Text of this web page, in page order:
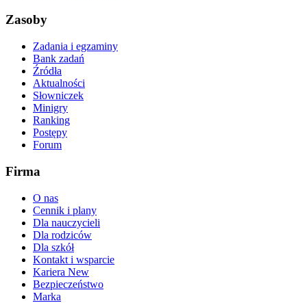
Zasoby
Zadania i egzaminy
Bank zadań
Źródła
Aktualności
Słowniczek
Minigry
Ranking
Postępy
Forum
Firma
O nas
Cennik i plany
Dla nauczycieli
Dla rodziców
Dla szkół
Kontakt i wsparcie
Kariera New
Bezpieczeństwo
Marka